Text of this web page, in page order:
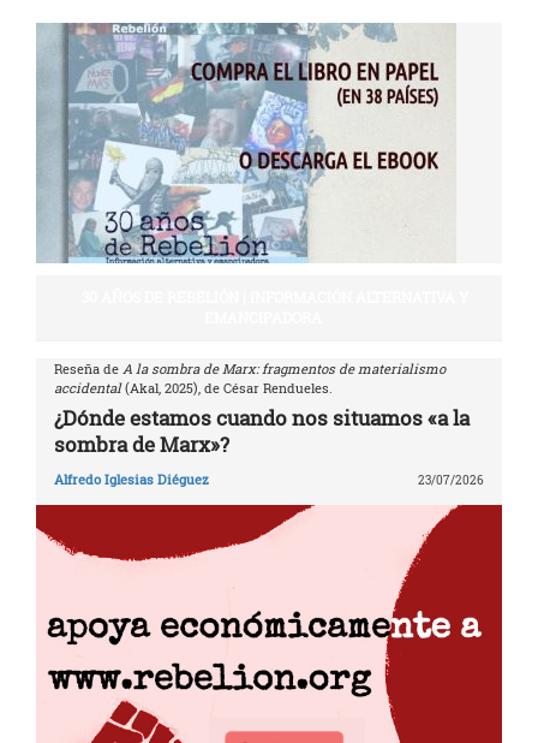
Reseña de A la sombra de Marx: fragmentos de materialismo
accidental(Akal, 2025), de César Rendueles.
¿Dónde estamos cuando nos situamos «a la
sombra de Marx»?
Alfredo Iglesias Diéguez 23/07/2026